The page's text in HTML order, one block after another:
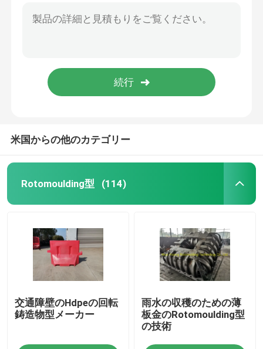
米国からの他のカテゴリー
Rotomoulding型 (114)
交通障壁のHdpeの回転
鋳造物型メーカー
雨水の収穫のための薄
板金のRotomoulding型
の技術